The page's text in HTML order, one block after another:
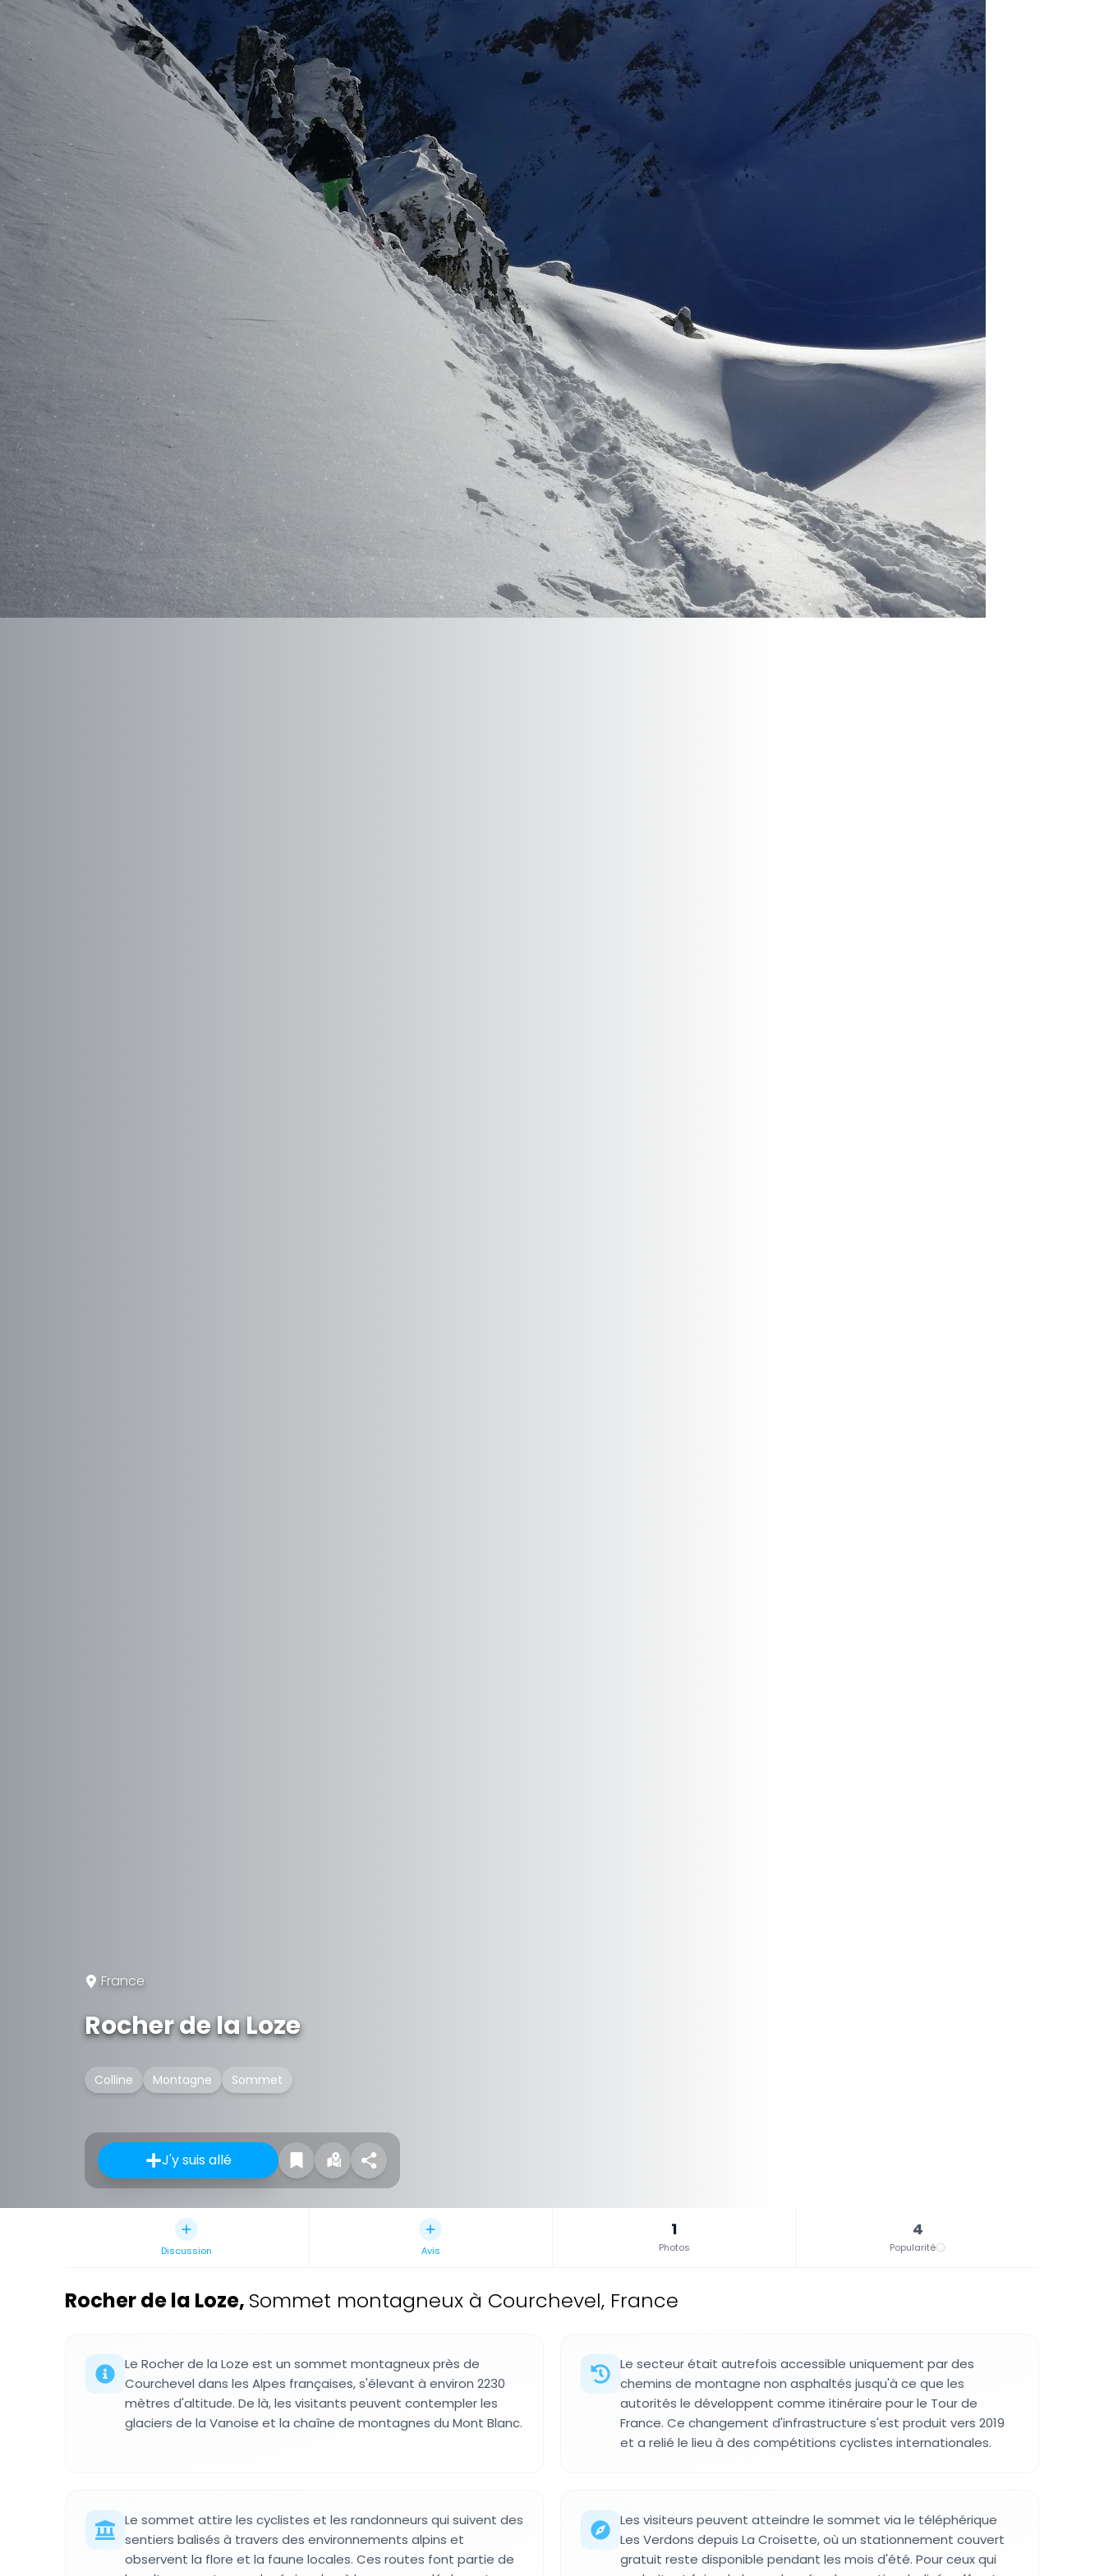
France
Rocher de la Loze
Colline Montagne Sommet
J'y suis allé
Discussion Avis
1
Photos
4
Popularité
Rocher de la Loze, Sommet montagneux à Courchevel, France
Le Rocher de la Loze est un sommet montagneux près de
Courchevel dans les Alpes françaises, s'élevant à environ 2230
mètres d'altitude. De là, les visitants peuvent contempler les
glaciers de la Vanoise et la chaîne de montagnes du Mont Blanc.
Le secteur était autrefois accessible uniquement par des
chemins de montagne non asphaltés jusqu'à ce que les
autorités le développent comme itinéraire pour le Tour de
France. Ce changement d'infrastructure s'est produit vers 2019
et a relié le lieu à des compétitions cyclistes internationales.
Le sommet attire les cyclistes et les randonneurs qui suivent des
sentiers balisés à travers des environnements alpins et
observent la flore et la faune locales. Ces routes font partie de
Les visiteurs peuvent atteindre le sommet via le téléphérique
Les Verdons depuis La Croisette, où un stationnement couvert
gratuit reste disponible pendant les mois d'été. Pour ceux qui